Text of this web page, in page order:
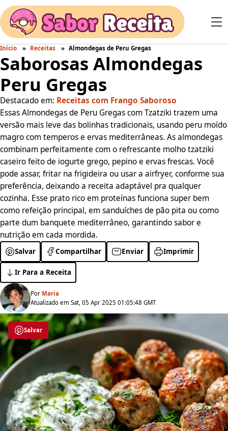
Início Receitas Almondegas de Peru Gregas
Saborosas Almondegas
Peru Gregas
Destacado em: Receitas com Frango Saboroso
Essas Almondegas de Peru Gregas com Tzatziki trazem uma
versão mais leve das bolinhas tradicionais, usando peru moído
magro com temperos e ervas mediterrâneas. As almondegas
combinam perfeitamente com o refrescante molho tzatziki
caseiro feito de iogurte grego, pepino e ervas frescas. Você
pode assar, fritar na frigideira ou usar a airfryer, conforme sua
preferência, deixando a receita adaptável pra qualquer
cozinha. Esse prato rico em proteínas funciona super bem
como refeição principal, em sanduíches de pão pita ou como
parte dum banquete mediterrâneo, garantindo sabor e
nutrição em cada mordida.
Salvar Compartilhar Enviar Imprimir
Ir Para a Receita
Por Maria
Atualizado em Sat, 05 Apr 2025 01:05:48 GMT
Salvar